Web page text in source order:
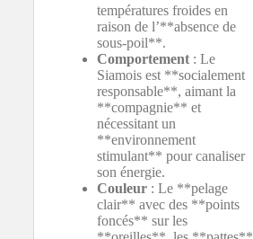
températures froides en
raison de l’**absence de
sous-poil**.
Comportement : Le
Siamois est **socialement
responsable**, aimant la
**compagnie** et
nécessitant un
**environnement
stimulant** pour canaliser
son énergie.
Couleur : Le **pelage
clair** avec des **points
foncés** sur les